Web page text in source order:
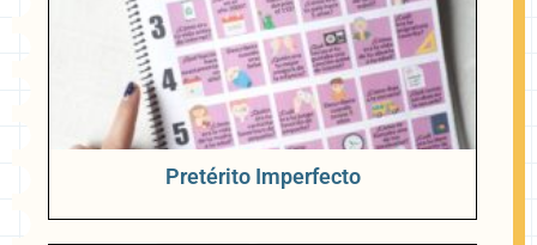
Pretérito Imperfecto